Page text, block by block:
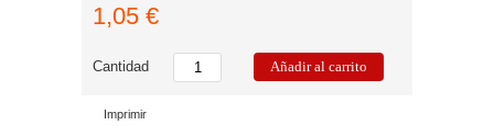
1,05 €
Cantidad
Imprimir